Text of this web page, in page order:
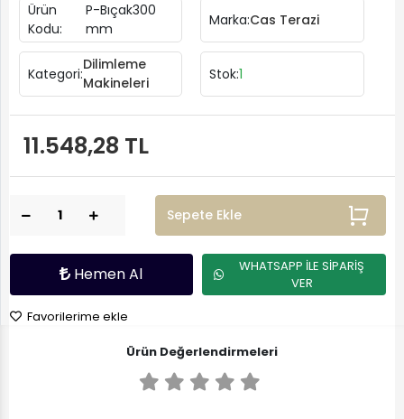
Ürün
Kodu:
P-Bıçak300
mm
Marka:Cas Terazi
Kategori:
Dilimleme
Makineleri
Stok:1
11.548,28 TL
Sepete Ekle
Hemen Al
WHATSAPP İLE SİPARİŞ
VER
Favorilerime ekle
Ürün Değerlendirmeleri